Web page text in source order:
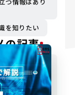
を知りたい
の記事